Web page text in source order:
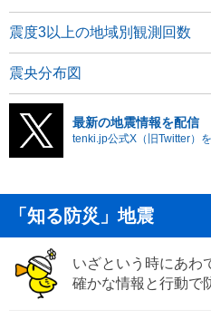
震度3以上の地域別観測回数
震央分布図
最新の地震情報を配信
tenki.jp公式X（旧Twitter）
「知る防災」地震
いざという時にあわ
確かな情報と行動で